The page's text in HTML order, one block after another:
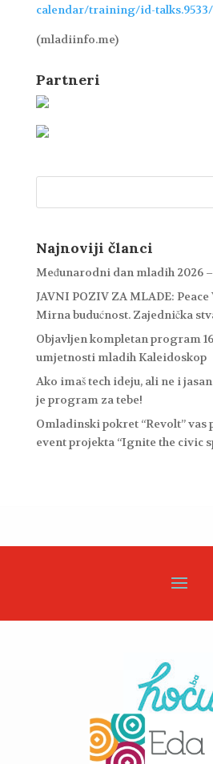
calendar/training/id-talks.9533/
(mladiinfo.me)
Partneri
Najnoviji članci
Međunarodni dan mladih 2026
JAVNI POZIV ZA MLADE: Peace
Mirna budućnost. Zajednička
Objavljen kompletan program
umjetnosti mladih Kaleidoskop
Ako imaš tech ideju, ali ne i
je program za tebe!
Omladinski pokret “Revolt” vas
event projekta “Ignite the civic